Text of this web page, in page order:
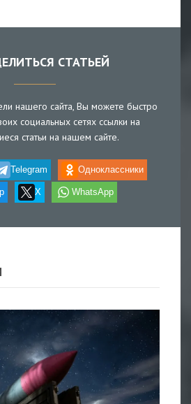
СТАТЬЕЙ
нашего сайта, Вы можете быстро
социальных сетях ссылки на
статьи на нашем сайте.
Telegram Одноклассники
X WhatsApp